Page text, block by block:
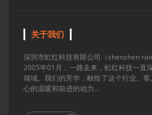
关于我们
深圳市虹红科技有限公司（shenzhen
2005年01月，一路走来，虹红科技一直
领域。我们的芳华，献给了这个行业。
心的温暖和前进的动力...